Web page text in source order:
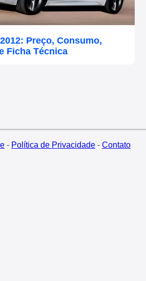
Preço, Consumo,
Ficha Técnica
- Política de Privacidade- Contato